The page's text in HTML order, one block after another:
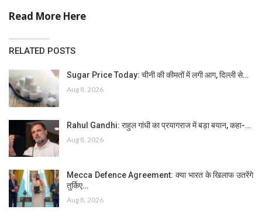
Read More Here
RELATED POSTS
Sugar Price Today: चीनी की कीमतों में लगी आग, दिल्ली से…
Aug 8, 2026
Rahul Gandhi: राहुल गांधी का प्रयागराज में बड़ा बयान, कहा-…
Aug 8, 2026
Mecca Defence Agreement: क्या भारत के खिलाफ उतरेंगे
तुर्किए…
Aug 8, 2026